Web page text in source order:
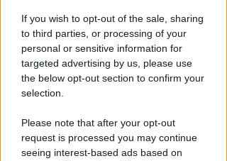
If you wish to opt-out of the sale, sharing
to third parties, or processing of your
personal or sensitive information for
targeted advertising by us, please use
the below opt-out section to confirm your
selection.
Please note that after your opt-out
request is processed you may continue
seeing interest-based ads based on
Borseggi sul Metromare, ladri
arrestati grazie all'occhio
esperto di un agente